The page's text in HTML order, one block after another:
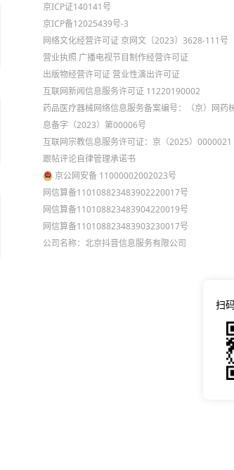
京ICP证140141号
京ICP备12025439号-3
网络文化经营许可证 京网文〔2023〕3628-111号
营业执照 广播电视节目制作经营许可证
出版物经营许可证 营业性演出许可证
互联网新闻信息服务许可证 11220190002
药品医疗器械网络信息服务备案编号：（京）网药
息备字（2023）第00006号
互联网宗教信息服务许可证：京（2025）0000021
跟帖评论自律管理承诺书
京公网安备 11000002002023号
网信算备110108823483902220017号
网信算备110108823483904220019号
网信算备110108823483903230017号
公司名称：北京抖音信息服务有限公司
扫